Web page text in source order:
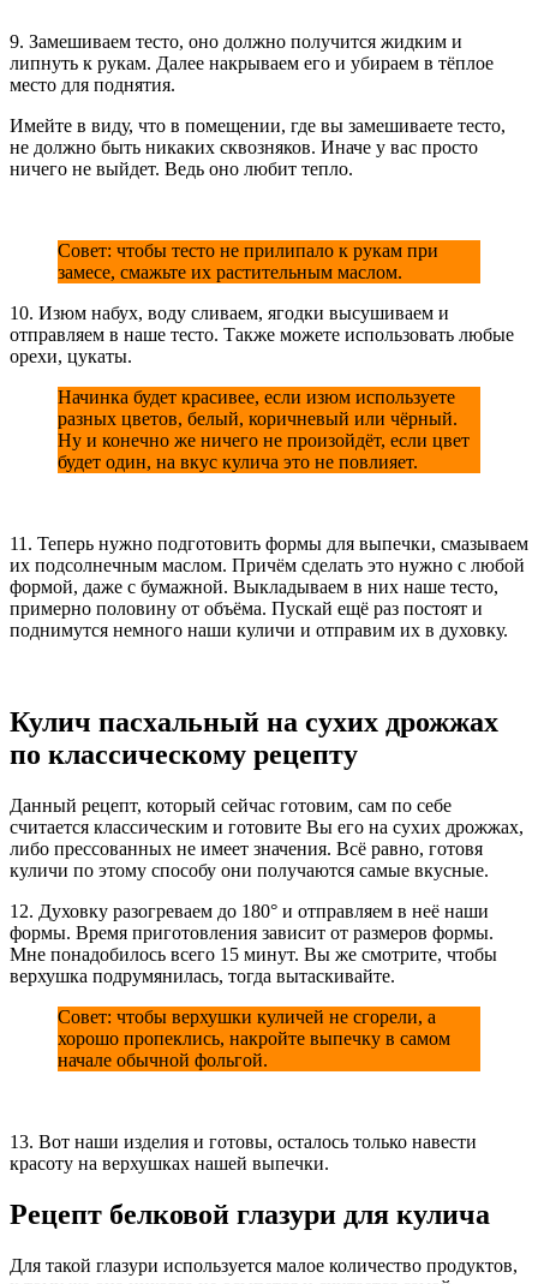
9. Замешиваем тесто, оно должно получится жидким и
липнуть к рукам. Далее накрываем его и убираем в тёплое
место для поднятия.
Имейте в виду, что в помещении, где вы замешиваете тесто,
не должно быть никаких сквозняков. Иначе у вас просто
ничего не выйдет. Ведь оно любит тепло.
Совет: чтобы тесто не прилипало к рукам при
замесе, смажьте их растительным маслом.
10. Изюм набух, воду сливаем, ягодки высушиваем и
отправляем в наше тесто. Также можете использовать любые
орехи, цукаты.
Начинка будет красивее, если изюм используете
разных цветов, белый, коричневый или чёрный.
Ну и конечно же ничего не произойдёт, если цвет
будет один, на вкус кулича это не повлияет.
11. Теперь нужно подготовить формы для выпечки, смазываем
их подсолнечным маслом. Причём сделать это нужно с любой
формой, даже с бумажной. Выкладываем в них наше тесто,
примерно половину от объёма. Пускай ещё раз постоят и
поднимутся немного наши куличи и отправим их в духовку.
Кулич пасхальный на сухих дрожжах
по классическому рецепту
Данный рецепт, который сейчас готовим, сам по себе
считается классическим и готовите Вы его на сухих дрожжах,
либо прессованных не имеет значения. Всё равно, готовя
куличи по этому способу они получаются самые вкусные.
12. Духовку разогреваем до 180° и отправляем в неё наши
формы. Время приготовления зависит от размеров формы.
Мне понадобилось всего 15 минут. Вы же смотрите, чтобы
верхушка подрумянилась, тогда вытаскивайте.
Совет: чтобы верхушки куличей не сгорели, а
хорошо пропеклись, накройте выпечку в самом
начале обычной фольгой.
13. Вот наши изделия и готовы, осталось только навести
красоту на верхушках нашей выпечки.
Рецепт белковой глазури для кулича
Для такой глазури используется малое количество продуктов,